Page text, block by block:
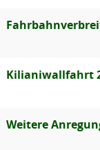
Kilianiwallfahrt
Weitere